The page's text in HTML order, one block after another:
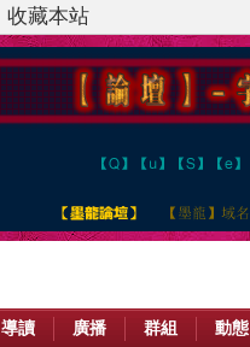
收藏本站
導讀 廣播 群組 動態